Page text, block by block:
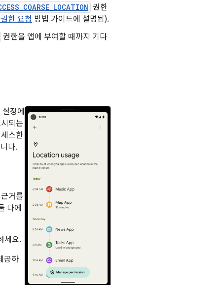
권한
한 요청 방법 가이드에 설명됨).
권한을 앱에 부여할 때까지 기다
정에
되는
스한
다.
거를
다에
세요.
공하